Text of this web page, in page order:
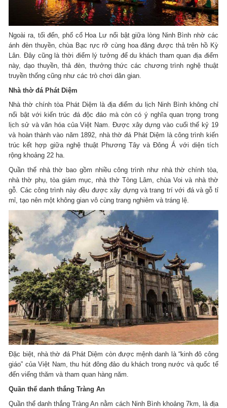
Ngoài ra, tối đến, phố cổ Hoa Lư nổi bật giữa lòng Ninh Bình nhờ các
ánh đèn thuyền, chùa Bạc rực rỡ cùng hoa đăng được thả trên hồ Kỳ
Lân. Đây cũng là thời điểm lý tưởng để du khách tham quan địa điểm
này, dạo thuyền, thả đèn, thưởng thức các chương trình nghệ thuật
truyền thống cũng như các trò chơi dân gian.
Nhà thờ đá Phát Diệm
Nhà thờ chính tòa Phát Diệm là địa điểm du lịch Ninh Bình không chỉ
nổi bật với kiến trúc đá độc đáo mà còn có ý nghĩa quan trọng trong
lịch sử và văn hóa của Việt Nam. Được xây dựng vào cuối thế kỷ 19
và hoàn thành vào năm 1892, nhà thờ đá Phát Diệm là công trình kiến
trúc kết hợp giữa nghệ thuật Phương Tây và Đông Á với diện tích
rộng khoảng 22 ha.
Quần thể nhà thờ bao gồm nhiều công trình như nhà thờ chính tòa,
nhà thờ phụ, tòa giám mục, nhà thờ Tòng Lâm, chùa Voi và nhà thờ
gỗ. Các công trình này đều được xây dựng và trang trí với đá và gỗ tỉ
mỉ, tạo nên một không gian vô cùng trang nghiêm và tráng lệ.
Đặc biệt, nhà thờ đá Phát Diệm còn được mệnh danh là “kinh đô công
giáo” của Việt Nam, thu hút đông đảo du khách trong nước và quốc tế
đến viếng thăm và tham quan hàng năm.
Quần thể danh thắng Tràng An
Quần thể danh thắng Tràng An nằm cách Ninh Bình khoảng 7km, là địa